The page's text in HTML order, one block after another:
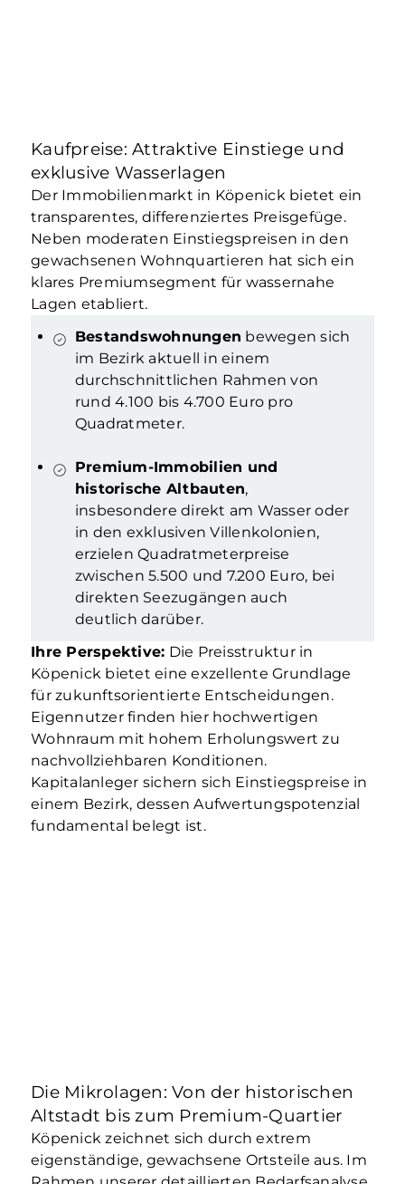
Kaufpreise: Attraktive Einstiege und
exklusive Wasserlagen
Der Immobilienmarkt in Köpenick bietet ein
transparentes, differenziertes Preisgefüge.
Neben moderaten Einstiegspreisen in den
gewachsenen Wohnquartieren hat sich ein
klares Premiumsegment für wassernahe
Lagen etabliert.
Bestandswohnungen bewegen sich
im Bezirk aktuell in einem
durchschnittlichen Rahmen von
rund 4.100 bis 4.700 Euro pro
Quadratmeter.
Premium-Immobilien und
historische Altbauten,
insbesondere direkt am Wasser oder
in den exklusiven Villenkolonien,
erzielen Quadratmeterpreise
zwischen 5.500 und 7.200 Euro, bei
direkten Seezugängen auch
deutlich darüber.
Ihre Perspektive: Die Preisstruktur in
Köpenick bietet eine exzellente Grundlage
für zukunftsorientierte Entscheidungen.
Eigennutzer finden hier hochwertigen
Wohnraum mit hohem Erholungswert zu
nachvollziehbaren Konditionen.
Kapitalanleger sichern sich Einstiegspreise in
einem Bezirk, dessen Aufwertungspotenzial
fundamental belegt ist.
Die Mikrolagen: Von der historischen
Altstadt bis zum Premium-Quartier
Köpenick zeichnet sich durch extrem
eigenständige, gewachsene Ortsteile aus. Im